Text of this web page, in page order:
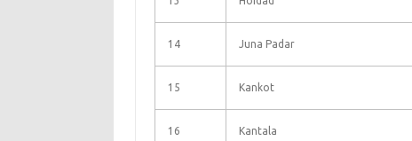
14 Juna Padar
15 Kankot
16 Kantala